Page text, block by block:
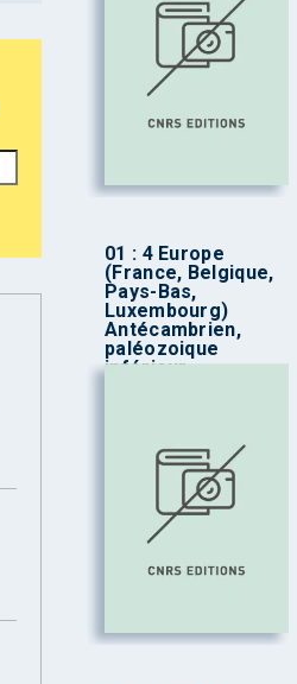
01 : 4 Europe
(France, Belgique,
Pays-Bas,
Luxembourg)
Antécambrien,
paléozoique
inférieur